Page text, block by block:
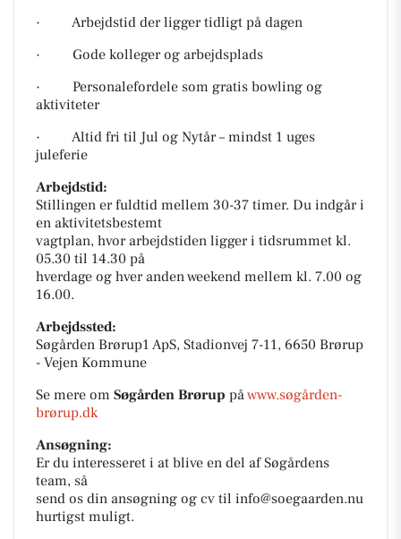
· Arbejdstid der ligger tidligt på dagen
· Gode kolleger og arbejdsplads
· Personalefordele som gratis bowling og
aktiviteter
· Altid fri til Jul og Nytår – mindst 1 uges
juleferie
Arbejdstid:
Stillingen er fuldtid mellem 30-37 timer. Du indgår i
en aktivitetsbestemt
vagtplan, hvor arbejdstiden ligger i tidsrummet kl.
05.30 til 14.30 på
hverdage og hver anden weekend mellem kl. 7.00 og
16.00.
Arbejdssted:
Søgården Brørup1 ApS, Stadionvej 7-11, 6650 Brørup
- Vejen Kommune
Se mere om Søgården Brørup påwww.søgården-
brørup.dk
Ansøgning:
Er du interesseret i at blive en del af Søgårdens
team, så
send os din ansøgning og cv til info@soegaarden.nu
hurtigst muligt.